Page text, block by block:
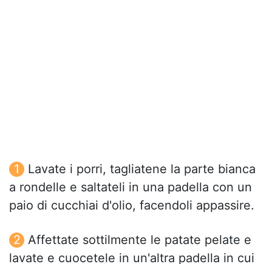
Lavate i porri, tagliatene la parte bianca
a rondelle e saltateli in una padella con un
paio di cucchiai d'olio, facendoli appassire.
Affettate sottilmente le patate pelate e
lavate e cuocetele in un'altra padella in cui